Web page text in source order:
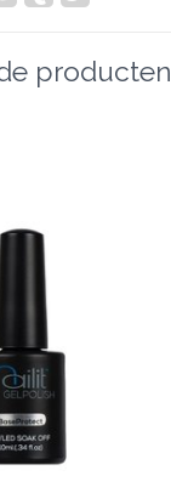
producten